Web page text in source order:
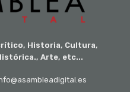
Historia, Cultura,
Arte, etc...